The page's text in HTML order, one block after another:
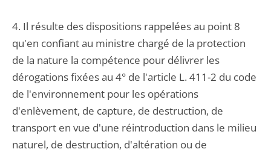
4. Il résulte des dispositions rappelées au point 8
qu'en confiant au ministre chargé de la protection
de la nature la compétence pour délivrer les
dérogations fixées au 4° de l'article L. 411-2 du code
de l'environnement pour les opérations
d'enlèvement, de capture, de destruction, de
transport en vue d'une réintroduction dans le milieu
naturel, de destruction, d'altération ou de